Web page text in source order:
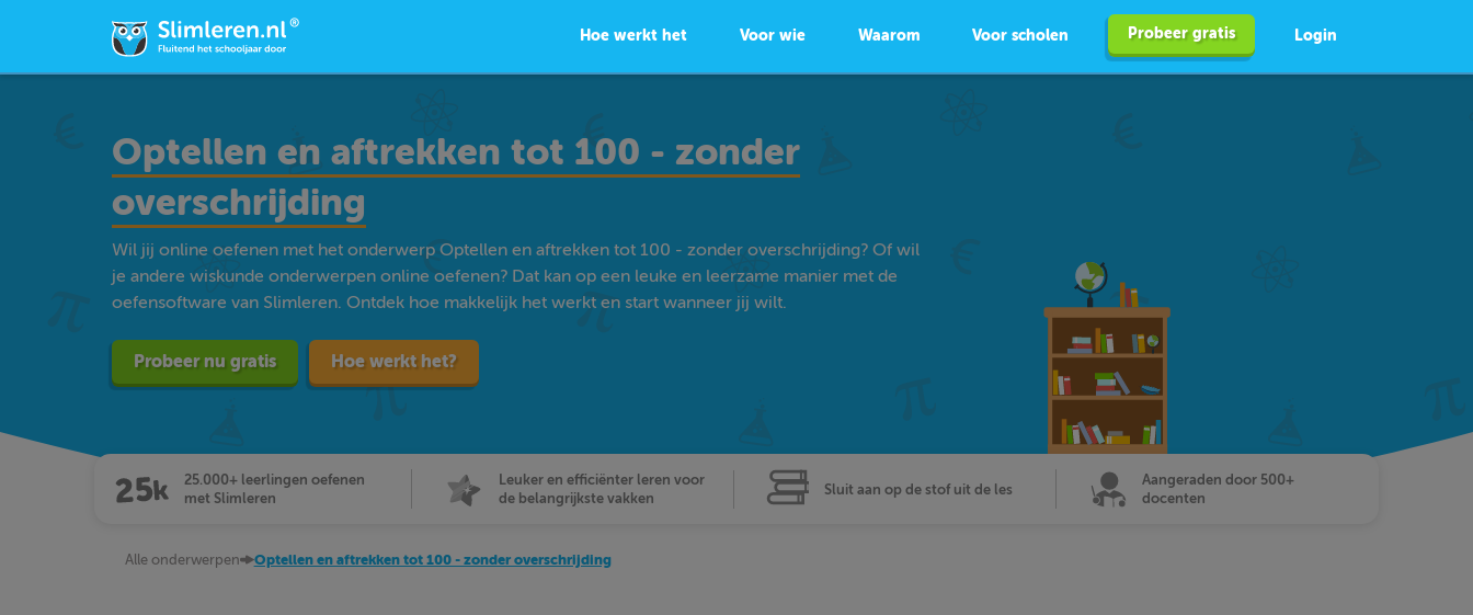
Hoe werkt het Voor wie Waarom Voor scholen Probeer gratis Login
Optellen en aftrekken tot 100 - zonder
overschrijding
Wil jij online oefenen met het onderwerp Optellen en aftrekken tot 100 - zonder overschrijding? Of wil
je andere wiskunde onderwerpen online oefenen? Dat kan op een leuke en leerzame manier met de
oefensoftware van Slimleren. Ontdek hoe makkelijk het werkt en start wanneer jij wilt.
Probeer nu gratis Hoe werkt het?
25.000+ leerlingen oefenen
met Slimleren
Leuker en efficiënter leren voor
de belangrijkste vakken
Sluit aan op de stof uit de les
Aangeraden door 500+
docenten
Alle onderwerpen Optellen en aftrekken tot 100 - zonder overschrijding